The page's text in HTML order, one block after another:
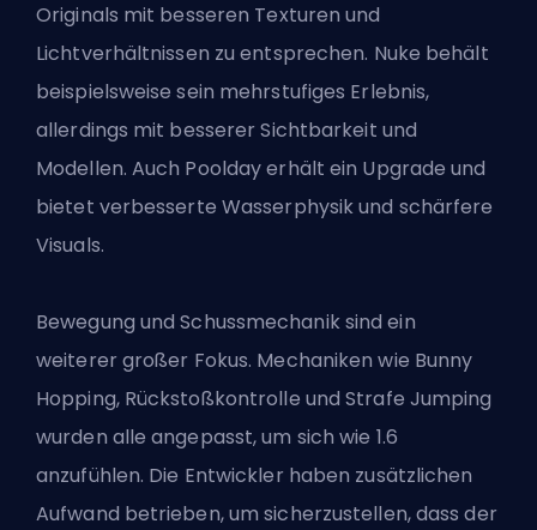
Originals mit besseren Texturen und
Lichtverhältnissen zu entsprechen. Nuke behält
beispielsweise sein mehrstufiges Erlebnis,
allerdings mit besserer Sichtbarkeit und
Modellen. Auch Poolday erhält ein Upgrade und
bietet verbesserte Wasserphysik und schärfere
Visuals.
Bewegung und Schussmechanik sind ein
weiterer großer Fokus. Mechaniken wie Bunny
Hopping, Rückstoßkontrolle und Strafe Jumping
wurden alle angepasst, um sich wie 1.6
anzufühlen. Die Entwickler haben zusätzlichen
Aufwand betrieben, um sicherzustellen, dass der